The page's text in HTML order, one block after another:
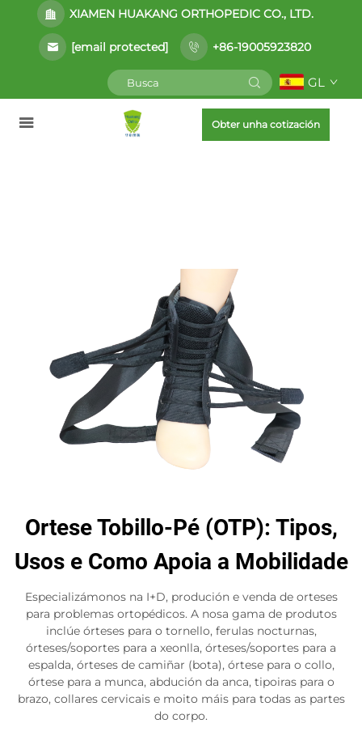
XIAMEN HUAKANG ORTHOPEDIC CO., LTD.
[email protected] +86-19005923820
GL
Obter unha cotización
Ortese Tobillo-Pé (OTP): Tipos,
Usos e Como Apoia a Mobilidade
Especializámonos na I+D, produción e venda de orteses
para problemas ortopédicos. A nosa gama de produtos
inclúe órteses para o tornello, ferulas nocturnas,
órteses/soportes para a xeonlla, órteses/soportes para a
espalda, órteses de camiñar (bota), órtese para o collo,
órtese para a munca, abdución da anca, tipoiras para o
brazo, collares cervicais e moito máis para todas as partes
do corpo.